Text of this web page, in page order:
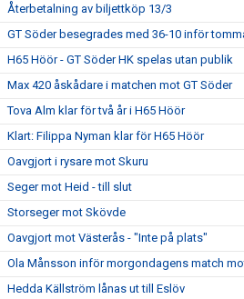
Återbetalning av biljettköp 13/3
GT Söder besegrades med 36-10 inför
H65 Höör - GT Söder HK spelas utan publik
Max 420 åskådare i matchen mot GT Söder
Tova Alm klar för två år i H65 Höör
Klart: Filippa Nyman klar för H65 Höör
Oavgjort i rysare mot Skuru
Seger mot Heid - till slut
Storseger mot Skövde
Oavgjort mot Västerås - "Inte på plats"
Ola Månsson inför morgondagens match
Hedda Källström lånas ut till Eslöv